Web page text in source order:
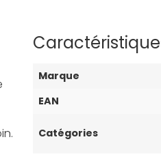
Marque
EAN
Catégories